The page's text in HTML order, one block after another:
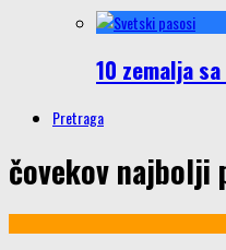
10 zemalja
Pretraga
čovekov